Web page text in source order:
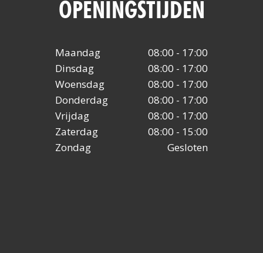
OPENINGSTIJDEN
Maandag
08:00 - 17:00
Dinsdag
08:00 - 17:00
Woensdag
08:00 - 17:00
Donderdag
08:00 - 17:00
Vrijdag
08:00 - 17:00
Zaterdag
08:00 - 15:00
Zondag
Gesloten